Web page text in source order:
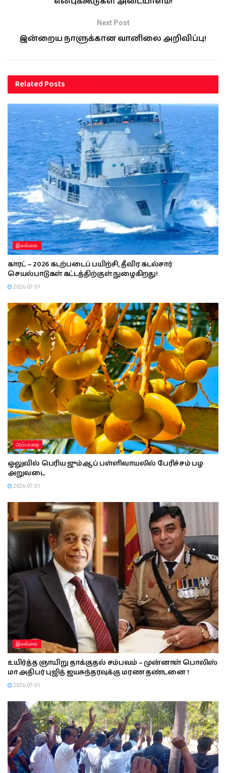
Next Post
இன்றைய நாளுக்கான வானிலை அறிவிப்பு!
RelatedPosts
இலங்கை
காரட் – 2026 கடற்படைப் பயிற்சி, தீவிர கடல்சார்
செயல்பாடுகள் கட்டத்திற்குள் நுழைகிறது!
2026-07-31
அம்பாறை
ஒலுவில் பெரிய ஜும்ஆப் பள்ளிவாயலில் பேரிச்சம் பழ
அறுவடை
2026-07-31
இலங்கை
உயிர்த்த ஞாயிறு தாக்குதல் சம்பவம் – முன்னாள் பொலிஸ்
மா அதிபர் புஜித் ஜயசுந்தரவுக்கு மரண தண்டனை !
2026-07-31